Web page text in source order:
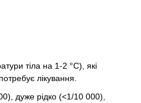
тіла на 1-2 °С), які
лікування.
дуже рідко (<1/10 000),